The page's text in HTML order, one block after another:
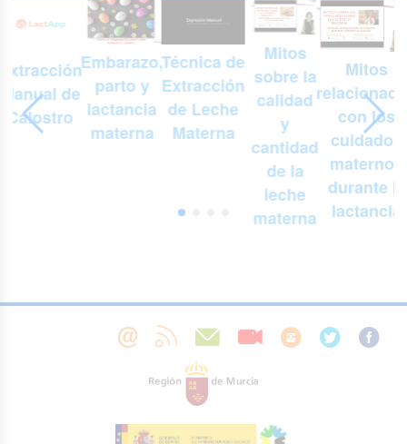
Manual de
Calostro
Embarazo,
parto y
lactancia
materna
Técnica de
Extracción
de Leche
Materna
Mitos
sobre la
calidad
y
cantidad
de la
leche
materna
Mitos
con los
cuidados
maternos
durante la
lactancia